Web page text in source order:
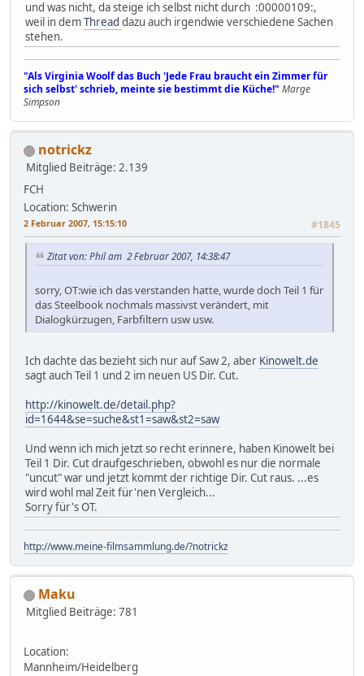
und was nicht, da steige ich selbst nicht durch :00000109:,
weil in demThread dazu auch irgendwie verschiedene Sachen
stehen.
"Als Virginia Woolf das Buch 'Jede Frau braucht ein Zimmer für
sich selbst' schrieb, meinte sie bestimmt die Küche!" Marge
Simpson
notrickz
Mitglied Beiträge: 2.139
FCH
Location: Schwerin
2 Februar 2007, 15:15:10 #1845
Zitat von: Phil am 2 Februar 2007, 14:38:47
sorry, OT:wie ich das verstanden hatte, wurde doch Teil 1 für
das Steelbook nochmals massivst verändert, mit
Dialogkürzugen, Farbfiltern usw usw.
Ich dachte das bezieht sich nur auf Saw 2, aber Kinowelt.de
sagt auch Teil 1 und 2 im neuen US Dir. Cut.
http://kinowelt.de/detail.php?
id=1644&se=suche&st1=saw&st2=saw
Und wenn ich mich jetzt so recht erinnere, haben Kinowelt bei
Teil 1 Dir. Cut draufgeschrieben, obwohl es nur die normale
"uncut" war und jetzt kommt der richtige Dir. Cut raus. ...es
wird wohl mal Zeit für'nen Vergleich...
Sorry für's OT.
http://www.meine-filmsammlung.de/?notrickz
Maku
Mitglied Beiträge: 781
Location:
Mannheim/Heidelberg